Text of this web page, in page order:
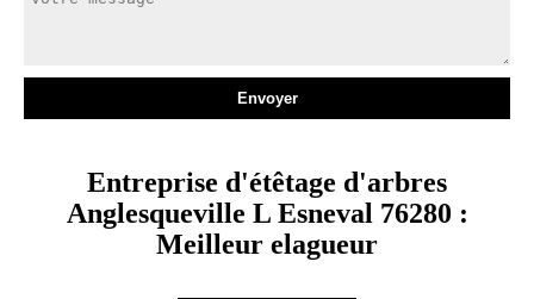
Entreprise d'étêtage d'arbres
Anglesqueville L Esneval 76280 :
Meilleur elagueur